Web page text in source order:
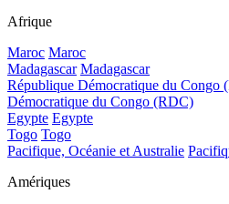
Afrique
Maroc Maroc
Madagascar Madagascar
République Démocratique du Congo
Démocratique du Congo (RDC)
Egypte Egypte
Togo Togo
Pacifique, Océanie et Australie
Amériques